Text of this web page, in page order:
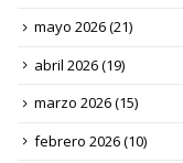
mayo 2026(21)
abril 2026(19)
marzo 2026(15)
febrero 2026(10)